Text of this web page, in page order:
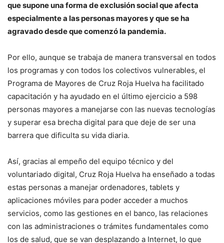
que supone una forma de exclusión social que afecta
especialmente a las personas mayores y que se ha
agravado desde que comenzó la pandemia.
Por ello, aunque se trabaja de manera transversal en todos
los programas y con todos los colectivos vulnerables, el
Programa de Mayores de Cruz Roja Huelva ha facilitado
capacitación y ha ayudado en el último ejercicio a 598
personas mayores a manejarse con las nuevas tecnologías
y superar esa brecha digital para que deje de ser una
barrera que dificulta su vida diaria.
Así, gracias al empeño del equipo técnico y del
voluntariado digital, Cruz Roja Huelva ha enseñado a todas
estas personas a manejar ordenadores, tablets y
aplicaciones móviles para poder acceder a muchos
servicios, como las gestiones en el banco, las relaciones
con las administraciones o trámites fundamentales como
los de salud, que se van desplazando a Internet, lo que